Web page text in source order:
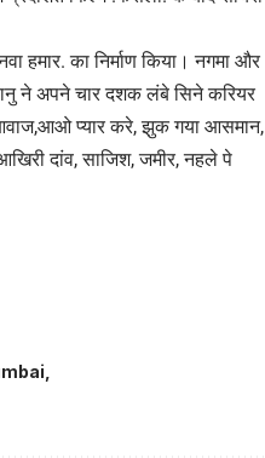
हमार. का निर्माण किया। नगमा और
ने अपने चार दशक लंबे सिने करियर
प्यार करे, झुक गया आसमान,
दांव, साजिश, जमीर, नहले पे